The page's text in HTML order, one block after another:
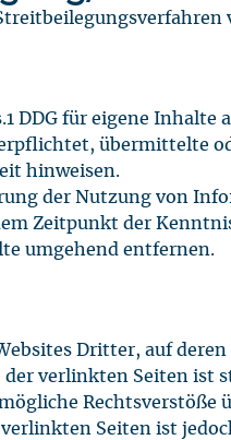
DDG für eigene
übermittelte
hinweisen.
der Nutzung von
Zeitpunkt der
umgehend entfernen.
Dritter, auf
verlinkten Seiten
Seiten ist